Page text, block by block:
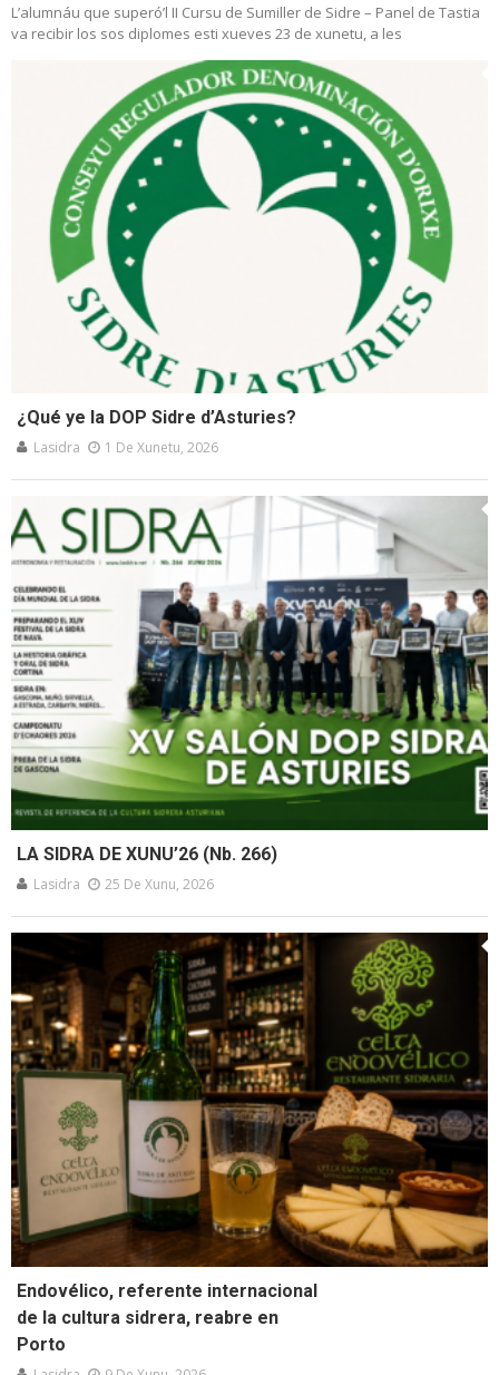
L’alumnáu que superó’l II Cursu de Sumiller de Sidre – Panel de Tastia
va recibir los sos diplomes esti xueves 23 de xunetu, a les
¿Qué ye la DOP Sidre d’Asturies?
Lasidra 1 De Xunetu, 2026
LA SIDRA DE XUNU’26 (Nb. 266)
Lasidra 25 De Xunu, 2026
Endovélico, referente internacional
de la cultura sidrera, reabre en
Porto